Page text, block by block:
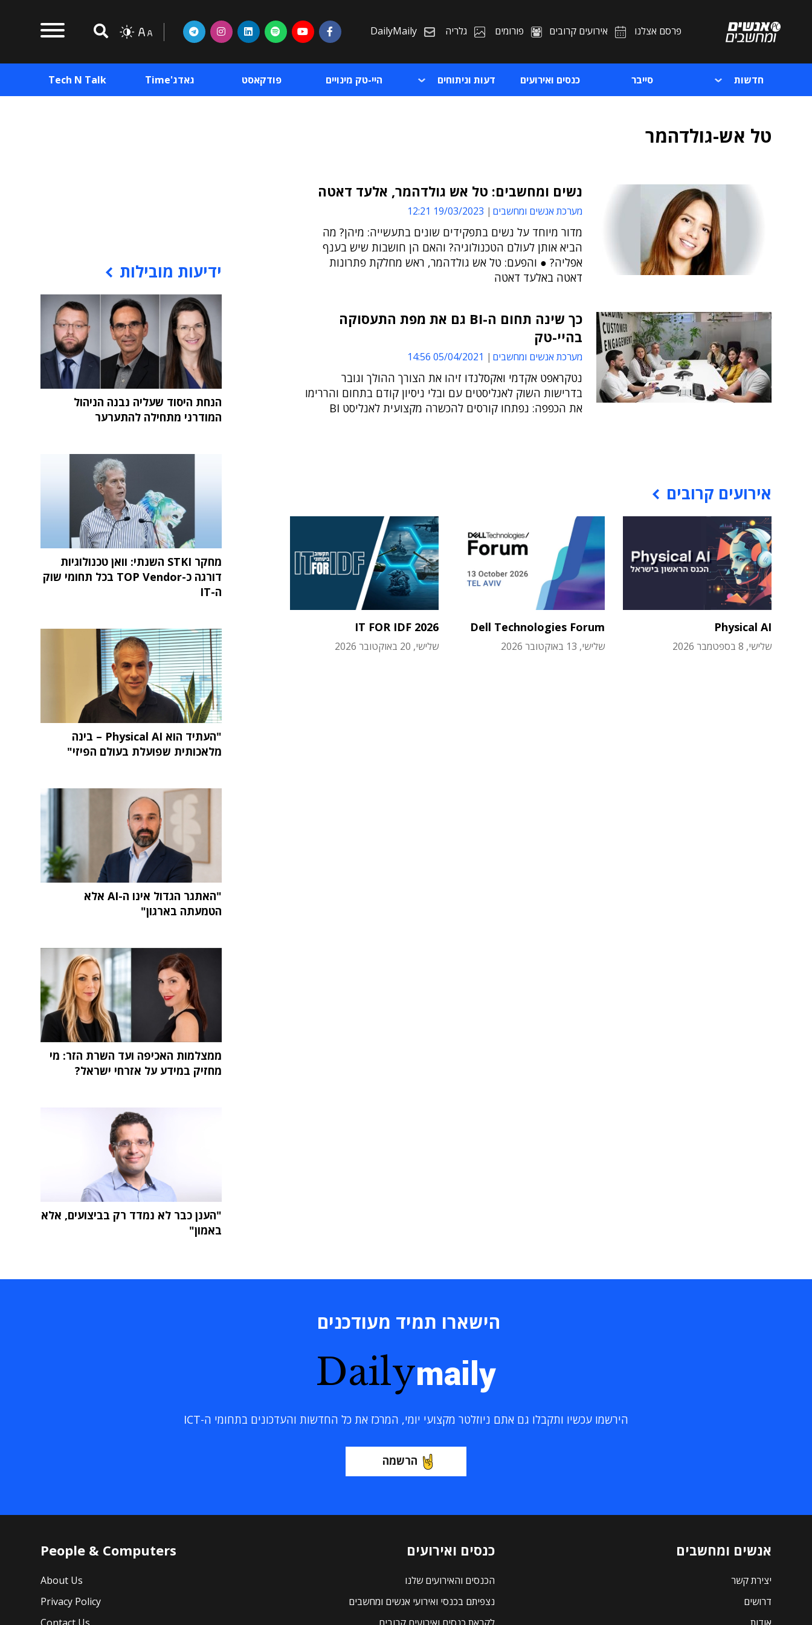
פרסם אצלנו אירועים קרובים פורומים גלריה DailyMaily
חדשות סייבר כנסים ואירועים דעות וניתוחים היי-טק מינויים פודקאסט גאדג'Time Tech N Talk
טל אש-גולדהמר
נשים ומחשבים: טל אש גולדהמר, אלעד דאטה
מערכת אנשים ומחשבים 19/03/2023 12:21
מדור מיוחד על נשים בתפקידים שונים בתעשייה: מיהן? מה
הביא אותן לעולם הטכנולוגיה? והאם הן חושבות שיש בענף
אפליה? ● והפעם: טל אש גולדהמר, ראש מחלקת פתרונות
דאטה באלעד דאטה
כך שינה תחום ה-BI גם את מפת התעסוקה
בהיי-טק
מערכת אנשים ומחשבים 05/04/2021 14:56
נטקראפט אקדמי ואקסלנדו זיהו את הצורך ההולך וגובר
בדרישות השוק לאנליסטים עם ובלי ניסיון קודם בתחום והררימו
את הכפפה: נפתחו קורסים להכשרה מקצועית לאנליסט BI
אירועים קרובים
Physical AI
שלישי, 8 בספטמבר 2026
Dell Technologies Forum
שלישי, 13 באוקטובר 2026
IT FOR IDF 2026
שלישי, 20 באוקטובר 2026
ידיעות מובילות
הנחת היסוד שעליה נבנה הניהול
המודרני מתחילה להתערער
מחקר STKI השנתי: וואן טכנולוגיות
דורגה כ-TOP Vendor בכל תחומי שוק
ה-IT
"העתיד הוא Physical AI – בינה
מלאכותית שפועלת בעולם הפיזי"
"האתגר הגדול אינו ה-AI אלא
הטמעתה בארגון"
ממצלמות האכיפה ועד השרת הזר: מי
מחזיק במידע על אזרחי ישראל?
"הענן כבר לא נמדד רק בביצועים, אלא
באמון"
הישארו תמיד מעודכנים
Dailymaily
הירשמו עכשיו ותקבלו גם אתם ניוזלטר מקצועי יומי, המרכז את כל החדשות והעדכונים בתחומי ה-ICT
הרשמה
אנשים ומחשבים
יצירת קשר
דרושים
כנסים ואירועים
הכנסים והאירועים שלנו
נצפיתם בכנסי ואירועי אנשים ומחשבים
People & Computers
About Us
Privacy Policy